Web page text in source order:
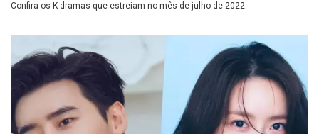
Confira os K-dramas que estreiam no mês de julho de 2022.